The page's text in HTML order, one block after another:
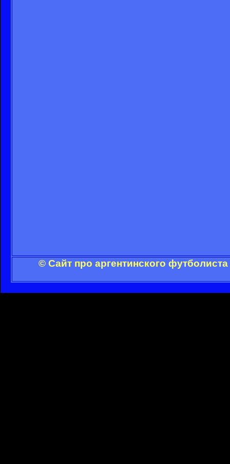
© Сайт про аргентинского